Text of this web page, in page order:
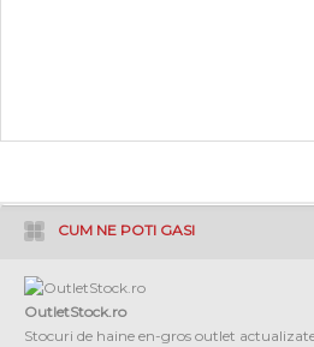
CUM NE POTI GASI
OutletStock.ro
Stocuri de haine en-gros outlet